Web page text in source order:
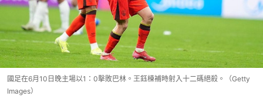
國足在6月10日晚主場以1：0擊敗巴林。王鈺棟補時射入十二碼絕殺。（Getty
Images）